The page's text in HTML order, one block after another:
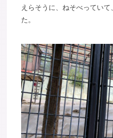
えらそうに、ねそべってい
た。